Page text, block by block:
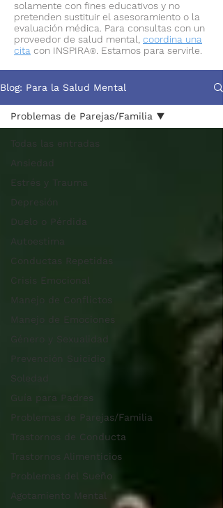
solamente con fines educativos y no
pretenden sustituir el asesoramiento o la
evaluación médica. Para consultas con un
proveedor de salud mental, coordina una
cita con INSPIRA® . Estamos para servirle.
Blog: Para la Salud Mental
Todas las entradas
Ansiedad
Estrés y Trauma
Depresión
Duelo o Pérdida
Autoestima
Conductas Repetidas
Crisis Emocional
Manejo de Emociones
Guía para Padres
Problemas de Parejas/Familia
Trastornos de Conducta
Trastornos Alimenticios
Problemas del Sueño
Agotamiento Mental
Problemas de Parejas/Familia